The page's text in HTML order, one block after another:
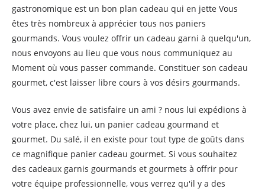
gastronomique est un bon plan cadeau qui en jette Vous
êtes très nombreux à apprécier tous nos paniers
gourmands. Vous voulez offrir un cadeau garni à quelqu'un,
nous envoyons au lieu que vous nous communiquez au
Moment où vous passer commande. Constituer son cadeau
gourmet, c'est laisser libre cours à vos désirs gourmands.
Vous avez envie de satisfaire un ami ? nous lui expédions à
votre place, chez lui, un panier cadeau gourmand et
gourmet. Du salé, il en existe pour tout type de goûts dans
ce magnifique panier cadeau gourmet. Si vous souhaitez
des cadeaux garnis gourmands et gourmets à offrir pour
votre équipe professionnelle, vous verrez qu'il y a des